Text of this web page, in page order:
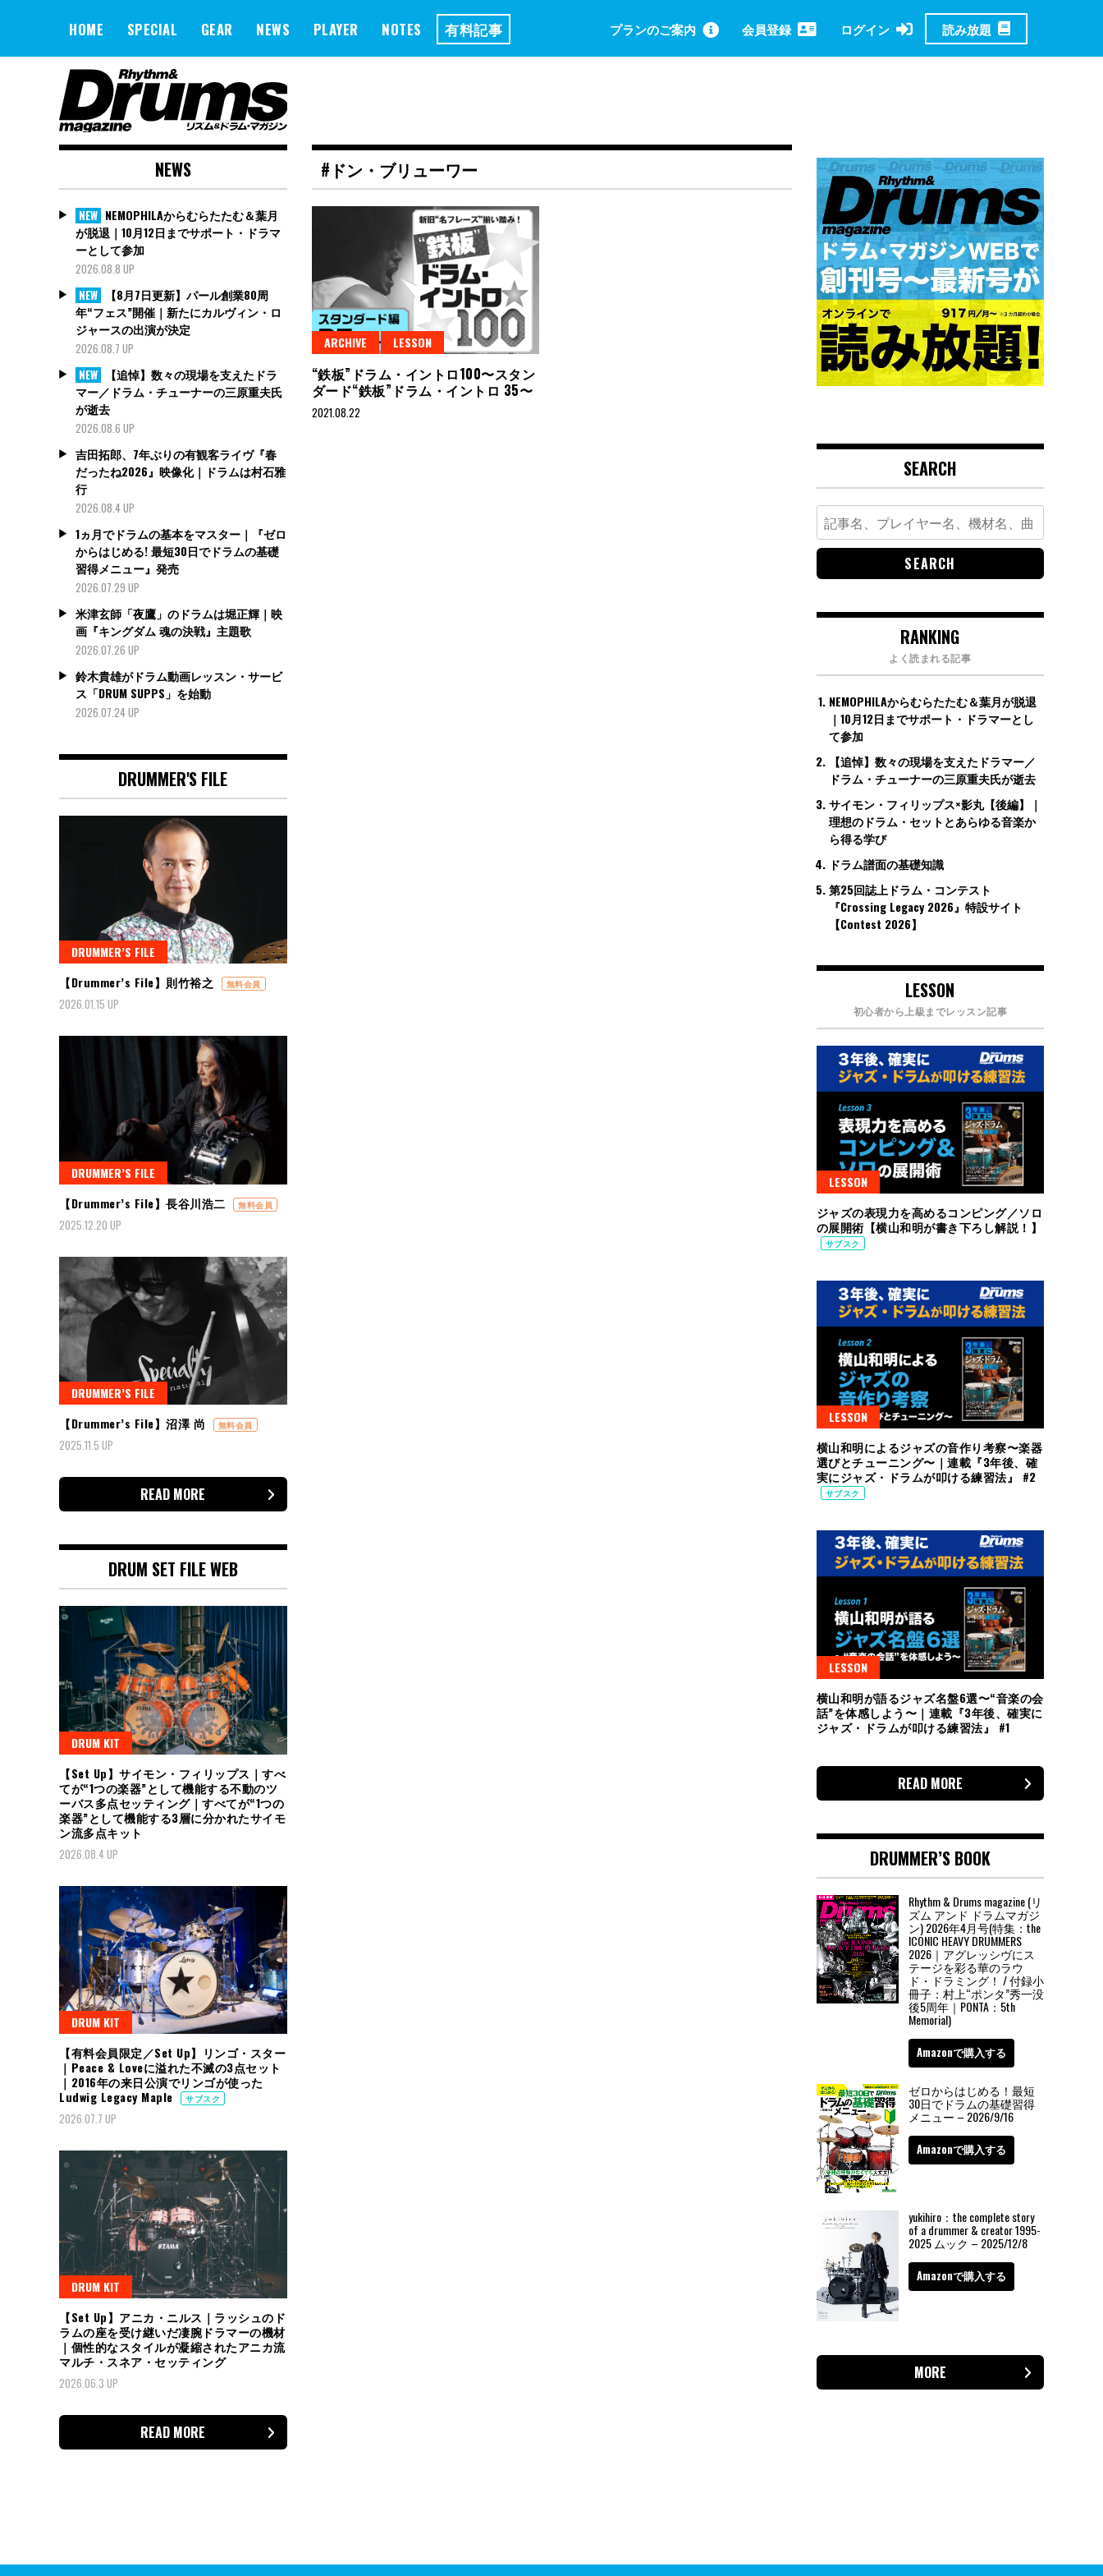
HOME SPECIAL GEAR NEWS PLAYER NOTES 有料記事 プランのご案内 会員登録 ログイン 読み放題
#ドン・ブリューワー
ARCHIVE LESSON
“鉄板”ドラム・イントロ100〜スタン
ダード“鉄板”ドラム・イントロ 35〜
2021.08.22
NEWS
NEW NEMOPHILAからむらたたむ＆葉月
が脱退｜10月12日までサポート・ドラマ
ーとして参加
2026.08.8 UP
NEW
【8月7日更新】パール創業80周
年“フェス”開催｜新たにカルヴィン・ロ
ジャースの出演が決定
2026.08.7 UP
NEW
【追悼】数々の現場を支えたドラ
マー／ドラム・チューナーの三原重夫氏
が逝去
2026.08.6 UP
吉田拓郎、7年ぶりの有観客ライヴ『春
だったね2026』映像化｜ドラムは村石雅
行
2026.08.4 UP
1ヵ月でドラムの基本をマスター｜『ゼロ
からはじめる! 最短30日でドラムの基礎
習得メニュー』発売
2026.07.29 UP
米津玄師「夜鷹」のドラムは堀正輝｜映
画『キングダム 魂の決戦』主題歌
2026.07.26 UP
鈴木貴雄がドラム動画レッスン・サービ
ス「DRUM SUPPS」を始動
2026.07.24 UP
DRUMMER'S FILE
DRUMMER’S FILE
【Drummer’s File】則竹裕之
無料会員
2026.01.15 UP
DRUMMER’S FILE
【Drummer’s File】長谷川浩二
無料会員
2025.12.20 UP
DRUMMER’S FILE
【Drummer’s File】沼澤 尚
無料会員
2025.11.5 UP
READ MORE
DRUM SET FILE WEB
DRUM KIT
【Set Up】サイモン・フィリップス｜すべ
てが“1つの楽器”として機能する不動のツ
ーバス多点セッティング｜すべてが“1つの
楽器”として機能する3層に分かれたサイモ
ン流多点キット
2026.08.4 UP
DRUM KIT
【有料会員限定／Set Up】リンゴ・スター
｜Peace & Loveに溢れた不滅の3点セット
｜2016年の来日公演でリンゴが使った
Ludwig Legacy Maple
サブスク
2026.07.7 UP
DRUM KIT
【Set Up】アニカ・ニルス｜ラッシュのド
ラムの座を受け継いだ凄腕ドラマーの機材
｜個性的なスタイルが凝縮されたアニカ流
マルチ・スネア・セッティング
2026.06.3 UP
READ MORE
SEARCH
Search
for:
RANKING
よく読まれる記事
NEMOPHILAからむらたたむ＆葉月が脱退
｜10月12日までサポート・ドラマーとし
て参加
【追悼】数々の現場を支えたドラマー／
ドラム・チューナーの三原重夫氏が逝去
サイモン・フィリップス×影丸【後編】｜
理想のドラム・セットとあらゆる音楽か
ら得る学び
ドラム譜面の基礎知識
第25回誌上ドラム・コンテスト
『Crossing Legacy 2026』特設サイト
【Contest 2026】
LESSON
初心者から上級までレッスン記事
LESSON
ジャズの表現力を高めるコンピング／ソロ
の展開術【横山和明が書き下ろし解説！】
サブスク
LESSON
横山和明によるジャズの音作り考察〜楽器
選びとチューニング〜｜連載『3年後、確
実にジャズ・ドラムが叩ける練習法』 #2
サブスク
LESSON
横山和明が語るジャズ名盤6選〜“音楽の会
話”を体感しよう〜｜連載『3年後、確実に
ジャズ・ドラムが叩ける練習法』 #1
READ MORE
DRUMMER’S BOOK
Rhythm & Drums magazine (リ
ズム アンド ドラムマガジ
ン) 2026年4月号(特集：the
ICONIC HEAVY DRUMMERS
2026｜アグレッシヴにス
テージを彩る華のラウ
ド・ドラミング！ / 付録小
冊子：村上“ポンタ”秀一没
後5周年｜PONTA：5th
Memorial)
Amazonで購入する
ゼロからはじめる！最短
30日でドラムの基礎習得
メニュー – 2026/9/16
Amazonで購入する
yukihiro：the complete story
of a drummer & creator 1995-
2025 ムック – 2025/12/8
Amazonで購入する
MORE